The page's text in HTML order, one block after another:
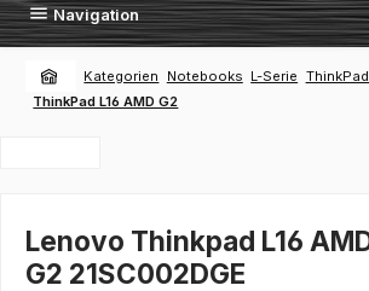
Navigation
Kategorien Notebooks L-Serie ThinkPad
ThinkPad L16 AMD G2
Lenovo Thinkpad L16
G2 21SC002DGE